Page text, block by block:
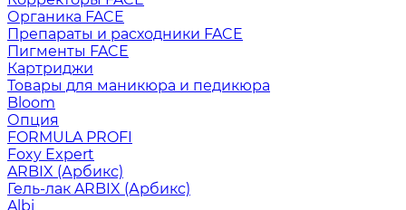
Органика FACE
Препараты и расходники FACE
Пигменты FACE
Картриджи
Товары для маникюра и педикюра
Bloom
Опция
FORMULA PROFI
Foxy Expert
ARBIX (Арбикс)
Гель-лак ARBIX (Арбикс)
Albi